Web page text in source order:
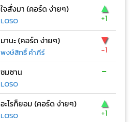
ใจสั่งมา (คอร์ด ง่ายๆ)
LOSO
▲
+1
มานะ (คอร์ด ง่ายๆ)
พงษ์สิทธิ์ คำภีร์
▼
-1
ซมซาน
LOSO
-
อะไรก็ยอม (คอร์ด ง่ายๆ)
LOSO
▲
+1